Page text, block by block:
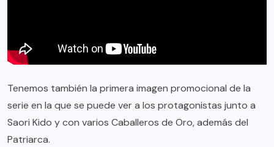
Tenemos también la primera imagen promocional de la
serie en la que se puede ver a los protagonistas junto a
Saori Kido y con varios Caballeros de Oro, además del
Patriarca.